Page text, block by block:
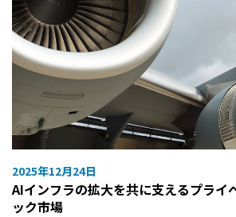
2025年12月24日
AIインフラの拡大を共に支えるプライ
ック市場